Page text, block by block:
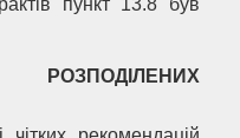
пункт 13.8 був
РОЗПОДІЛЕНИХ